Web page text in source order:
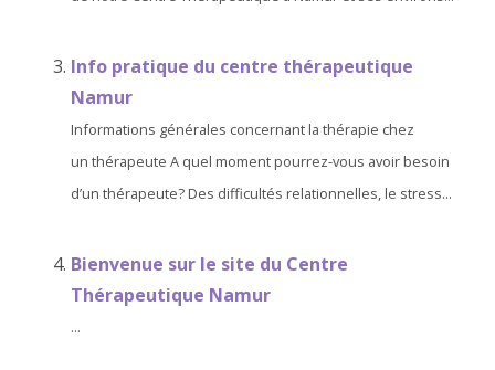
Info pratique du centre thérapeutique
Namur
Informations générales concernant la thérapie chez
un thérapeute A quel moment pourrez-vous avoir besoin
d’un thérapeute? Des difficultés relationnelles, le stress...
Bienvenue sur le site du Centre
Thérapeutique Namur
...